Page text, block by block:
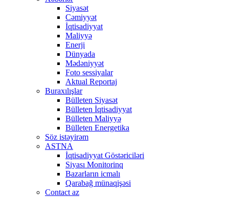
Siyasət
Cəmiyyət
İqtisadiyyat
Maliyyə
Enerji
Dünyada
Mədəniyyət
Foto sessiyalar
Aktual Reportaj
Buraxılışlar
Bülleten Siyasət
Bülleten İqtisadiyyat
Bülleten Maliyyə
Bülleten Energetika
Söz istəyirəm
ASTNA
İqtisadiyyat Göstəriciləri
Siyası Monitorinq
Bazarların icmalı
Qarabağ münaqişəsi
Contact az